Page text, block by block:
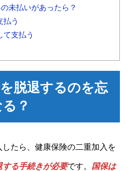
未払いがあったら？
払う
支払う
脱退するのを忘
？
たら、健康保険の二重加入を
する手続きが必要です。 国保は